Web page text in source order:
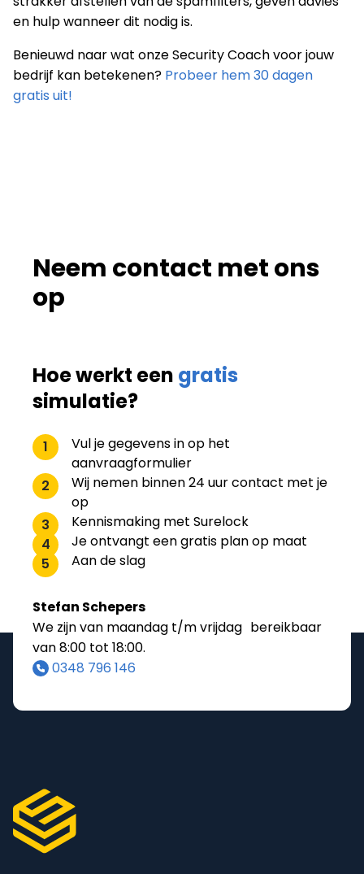
en hulp wanneer dit nodig is.
Benieuwd naar wat onze Security Coach voor jouw
bedrijf kan betekenen? Probeer hem 30 dagen
gratis uit!
Neem contact met ons
op
Hoe werkt een gratis
simulatie?
1
Vul je gegevens in op het
aanvraagformulier
2
Wij nemen binnen 24 uur contact met je
op
3
Kennismaking met Surelock
4
Je ontvangt een gratis plan op maat
5
Aan de slag
Stefan Schepers
We zijn van maandag t/m vrijdag bereikbaar
van 8:00 tot 18:00.
0348 796 146